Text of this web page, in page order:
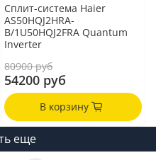
Сплит-система Haier
AS50HQJ2HRA-
B/1U50HQJ2FRA Quantum
Inverter
80900 руб
54200 руб
В корзину
еще